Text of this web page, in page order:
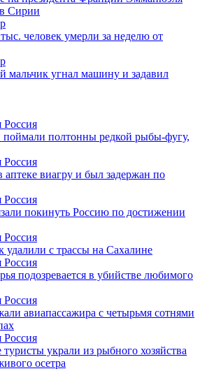
Сирии
человек умерли за неделю от
мальчик угнал машину и задавил
поймали полтонны редкой рыбы-фугу,
виагру и был задержан по
покинуть Россию по достижении
с трассы на Сахалине
подозревается в убийстве любимого
авиапассажира с четырьмя сотнями
украли из рыбного хозяйства
осетра